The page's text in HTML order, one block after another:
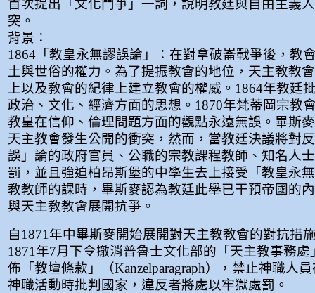
首次提出「文化鬥爭」一詞，說明教廷與自由主義
突。
背景：
1864「教皇永無謬誤論」：在對拿破崙戰爭後，教
土與世俗的權力。為了提振教會的地位，天主教教
上以及教會的紀律上建立教會的權威。1864年教廷
政治、文化、經濟方面的思想。1870年梵蒂岡宗教
教皇在信仰、倫理問題方面的觀點永遠無誤。畢斯
天主教會發生公開的衝突，然而，當教廷決議將對
誤」論的政府官員、公職的宗教課程教師、知名人
罰，並且強迫柏昂斯堡的中學生去上接受「教皇永
教教師的課時，畢斯麥認為教廷此舉已干預帝國的
與天主教教會展開抗爭。
自1871年中畢斯麥開始展開對天主教教會的對抗措
1871年7月下令撤消普魯士文化部的「天主教事務處
佈「教壇條款」（Kanzelparagraph），禁止神職人
神職活動時批判國家，違反者將處以牢獄處罰。